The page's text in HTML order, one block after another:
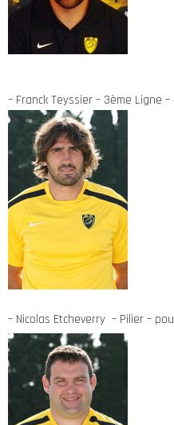
– Franck Teyssier – 3ème Ligne
– Nicolas Etcheverry – Pilier –